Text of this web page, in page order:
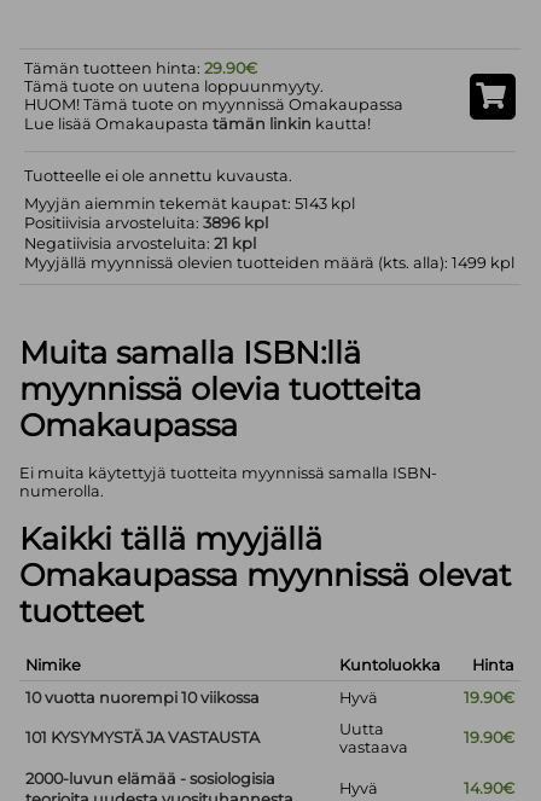
Tämän tuotteen hinta:29.90€
Tämä tuote on uutena loppuunmyyty.
HUOM! Tämä tuote on myynnissä Omakaupassa
Lue lisää Omakaupastatämän linkin kautta!
Tuotteelle ei ole annettu kuvausta.
Myyjän aiemmin tekemät kaupat: 5143 kpl
Positiivisia arvosteluita:3896 kpl
Negatiivisia arvosteluita:21 kpl
Myyjällä myynnissä olevien tuotteiden määrä (kts. alla): 1499 kpl
Muita samalla ISBN:llä
myynnissä olevia tuotteita
Omakaupassa
Ei muita käytettyjä tuotteita myynnissä samalla ISBN-
numerolla.
Kaikki tällä myyjällä
Omakaupassa myynnissä olevat
tuotteet
Nimike Kuntoluokka
Hinta
10 vuotta nuorempi 10 viikossa
Hyvä 19.90€
101 KYSYMYSTÄ JA VASTAUSTA
Uutta
vastaava
19.90€
2000-luvun elämää - sosiologisia
Hyvä 14.90€